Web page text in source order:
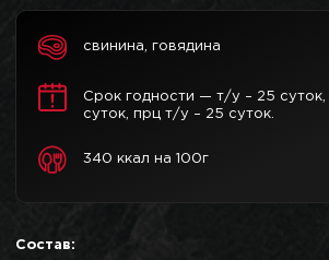
свинина, говядина
Срок годности — т/у – 25 суток,
суток, прц т/у – 25 суток.
340 ккал на 100г
Состав: